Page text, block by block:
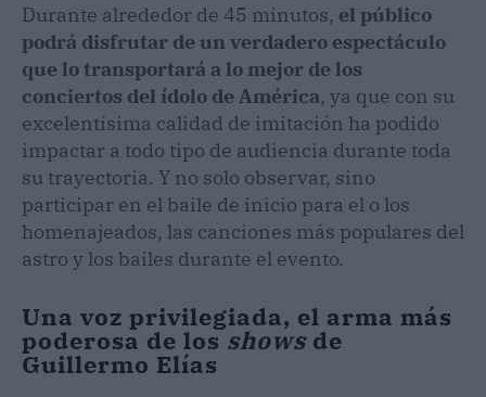
Durante alrededor de 45 minutos, el público
podrá disfrutar de un verdadero espectáculo
que lo transportará a lo mejor de los
conciertos del ídolo de América, ya que con su
excelentísima calidad de imitación ha podido
impactar a todo tipo de audiencia durante toda
su trayectoria. Y no solo observar, sino
participar en el baile de inicio para el o los
homenajeados, las canciones más populares del
astro y los bailes durante el evento.
Una voz privilegiada, el arma más
poderosa de losshows de
Guillermo Elías